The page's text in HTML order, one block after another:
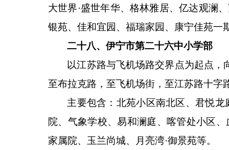
大世界·盛世年华、格林雅居、亿达观澜
银苑、佳和宜园、福瑞家园、康宁佳苑一
二十八、伊宁市第二十六中小学部
以江苏路与飞机场路交界点为起点
至布拉克路，至飞机场街，至江苏路十字
主要包含：北苑小区南北区、君悦
院、气象学校、易和澜庭、喀管处小区
家属院、玉兰尚城、月亮湾·御景苑等。